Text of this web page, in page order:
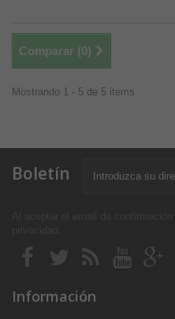
Comparar (0)
Mostrando 1 - 5 de 5 items
Boletín
Información